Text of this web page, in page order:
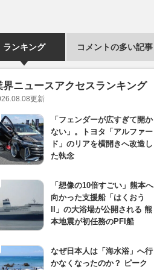
ランキング コメントの多い記事
界ニュースアクセスランキング
更新
「フェンダーが広すぎて開か
ない」。トヨタ「アルファー
ド」のリアを横開きへ改造し
た執念
「想像の10倍すごい」熊本へ
向かった支援船「はくおう
II」の大浴場が公開される 熊
本地震が初任務のPFI船
なぜ日本人は「海水浴」へ行
かなくなったのか？ ピーク